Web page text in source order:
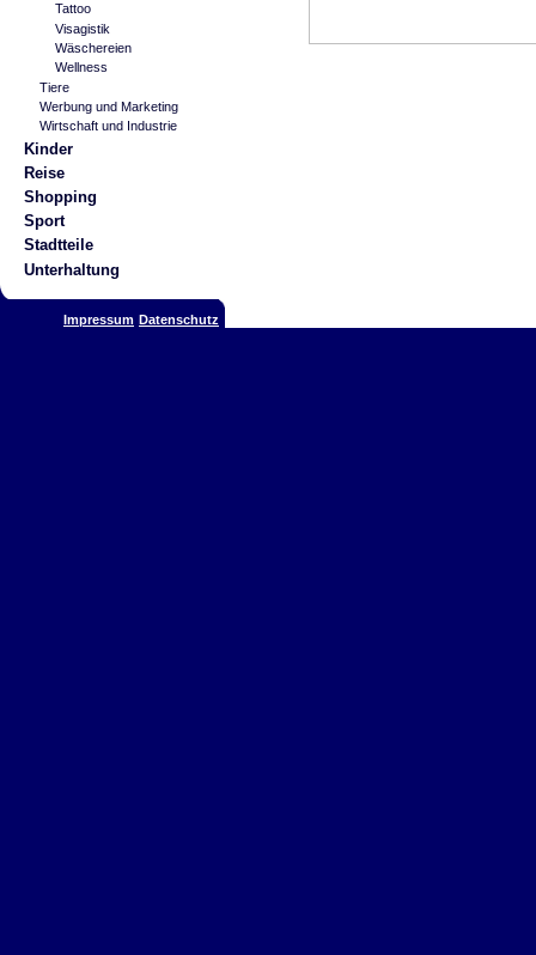
Tattoo
Visagistik
Wäschereien
Wellness
Tiere
Werbung und Marketing
Wirtschaft und Industrie
Kinder
Reise
Shopping
Sport
Stadtteile
Unterhaltung
Impressum Datenschutz